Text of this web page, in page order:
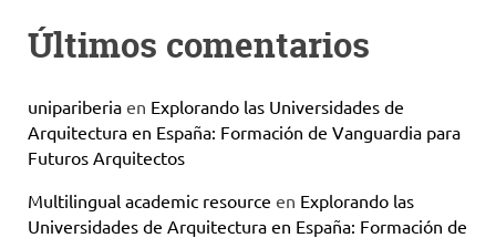
Últimos comentarios
unipariberia en Explorando las Universidades de
Arquitectura en España: Formación de Vanguardia para
Futuros Arquitectos
Multilingual academic resource en Explorando las
Universidades de Arquitectura en España: Formación de